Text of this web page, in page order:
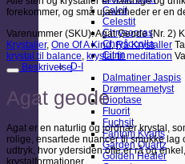
Calcit
Celestit
Chrysopras
Chrysocolla
Citrin
D-I
Dalmatiner Jaspis
Drømmeametyst
Dioptase
Fluorit
Fuchsit
Fantom Kvarts
Garden Quartz
Golden Healer
forekommer, og små ujævnheder er en
Varenummer (SKU):Agat Geode (Nr. 2)
Krystaller, One Of A Kind,Rå Krystaller
krystal til balance, krystal til meditation
Beskrivelse
Agat geode
Agat er en naturlig og jordnær krystal,
rolige, ensartede nuancer til smukke lag
udtryk, hvor ydersiden ofte er rå og